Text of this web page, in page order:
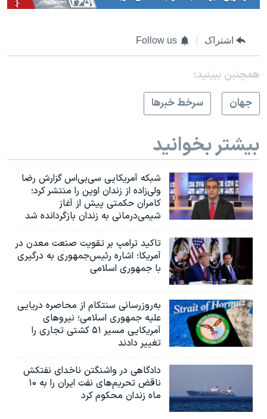
اشتراک Follow us
همچنبن ببینید:
جهان
سرخط خبرها
بیشتر بخوانید
شبکه آمریکایی سی‌بی‌‌اس گزارش رضا
ولی‌زاده از زندان اوین را منتشر کرد؛
کامران حکمتی پیش از آغاز
شیمی‌درمانی به زندان بازگردانده شد
تاکید ترامپ بر تقویت صنعت معدن در
آمریکا؛ اشاره رئیس‌جمهوری به درگیری
با جمهوری اسلامی
به‌روزرسانی سنتکام از محاصره دریایی
علیه جمهوری اسلامی؛ نیروهای
آمریکایی مسیر ۵۱ کشتی تجاری را
تغییر دادند
دادگاهی در واشنگتن ناخدای نفتکش
ناقض تحریم‌های نفت ایران را به ۱۰
ماه زندان محکوم کرد